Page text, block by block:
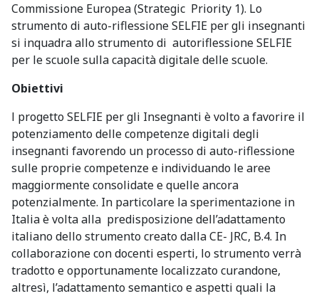
Commissione Europea (Strategic Priority 1). Lo
strumento di auto-riflessione SELFIE per gli insegnanti
si inquadra allo strumento di autoriflessione SELFIE
per le scuole sulla capacità digitale delle scuole.
Obiettivi
l progetto SELFIE per gli Insegnanti è volto a favorire il
potenziamento delle competenze digitali degli
insegnanti favorendo un processo di auto-riflessione
sulle proprie competenze e individuando le aree
maggiormente consolidate e quelle ancora
potenzialmente. In particolare la sperimentazione in
Italia è volta alla predisposizione dell’adattamento
italiano dello strumento creato dalla CE- JRC, B.4. In
collaborazione con docenti esperti, lo strumento verrà
tradotto e opportunamente localizzato curandone,
altresì, l’adattamento semantico e aspetti quali la